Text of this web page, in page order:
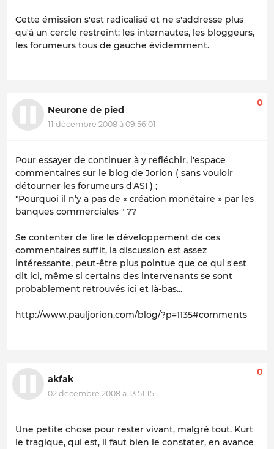
Cette émission s'est radicalisé et ne s'addresse plus
qu'à un cercle restreint: les internautes, les bloggeurs,
les forumeurs tous de gauche évidemment.
Neurone de pied
11 décembre 2008 à 09:56:01
0
Pour essayer de continuer à y refléchir, l'espace
commentaires sur le blog de Jorion ( sans vouloir
détourner les forumeurs d'ASI ) ;
"Pourquoi il n’y a pas de « création monétaire » par les
banques commerciales " ??
Se contenter de lire le développement de ces
commentaires suffit, la discussion est assez
intéressante, peut-être plus pointue que ce qui s'est
dit ici, même si certains des intervenants se sont
probablement retrouvés ici et là-bas...
http://www.pauljorion.com/blog/?p=1135#comments
akfak
02 décembre 2008 à 13:51:15
0
Une petite chose pour rester vivant, malgré tout. Kurt
le tragique, qui est, il faut bien le constater, en avance